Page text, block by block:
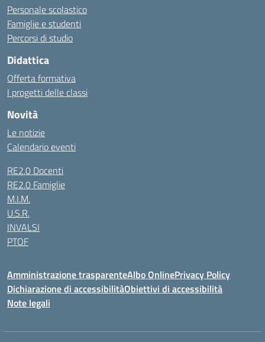
Personale scolastico
Famiglie e studenti
Percorsi di studio
Didattica
Offerta formativa
I progetti delle classi
Novità
Le notizie
Calendario eventi
RE2.0 Docenti
RE2.0 Famiglie
M.I.M.
U.S.R.
INVALSI
PTOF
Amministrazione trasparenteAlbo OnlinePrivacy Policy
Dichiarazione di accessibilitàObiettivi di accessibilità
Note legali